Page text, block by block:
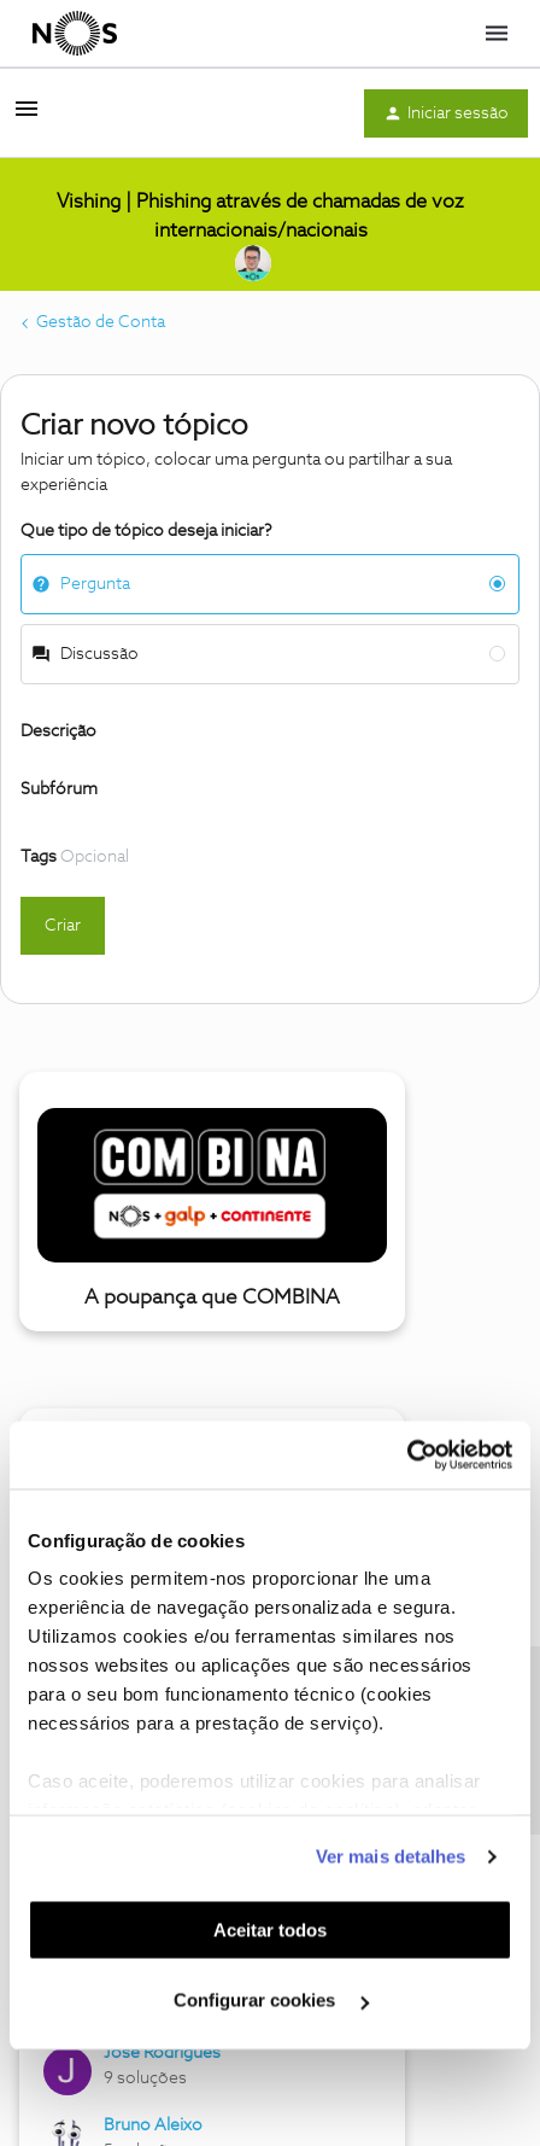
Configuração de cookies
Os cookies permitem-nos proporcionar lhe uma
experiência de navegação personalizada e segura.
Utilizamos cookies e/ou ferramentas similares nos
nossos websites ou aplicações que são necessários
para o seu bom funcionamento técnico (cookies
necessários para a prestação de serviço).
Caso aceite, poderemos utilizar cookies para analisar
funcionalidades (cookies de personalização e
funcionalidade) e adaptar anúncios aos seus interesses
(cookies de publicidade personalizada). Pode gerir a
utilização dos cookies clicando em "Configurar
Ver mais detalhes
Aceitar todos
Configurar cookies
Menu
Iniciar sessão
Vishing | Phishing através de chamadas de voz
internacionais/nacionais
Gestão de Conta
Criar novo tópico
Iniciar um tópico, colocar uma pergunta ou partilhar a sua
experiência
Que tipo de tópico deseja iniciar?
Pergunta
Discussão
Descrição
Subfórum
Tags Opcional
Criar
A poupança que COMBINA
Descubra as novidades de julho
Hall of Fame de julho
13 soluções
Jose Rodrigues
9 soluções
Bruno Aleixo